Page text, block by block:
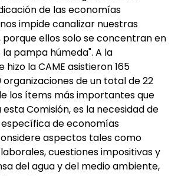
de las economías
impide canalizar nuestras
ellos solo se concentran en
pampa húmeda". A la
la CAME asistieron 165
organizaciones de un total de 22
los ítems más importantes que
Comisión, es la necesidad de
de economías
aspectos tales como
cuestiones impositivas y
del agua y del medio ambiente,